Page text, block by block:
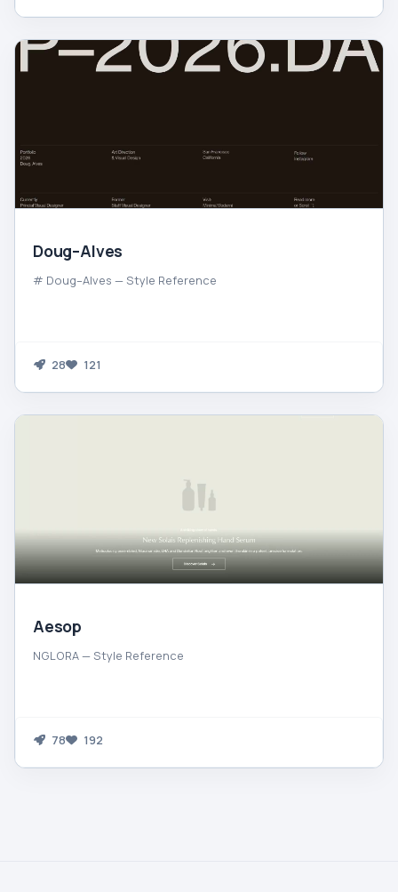
Doug–Alves
# Doug–Alves — Style Reference
28 121
Aesop
NGLORA — Style Reference
78 192